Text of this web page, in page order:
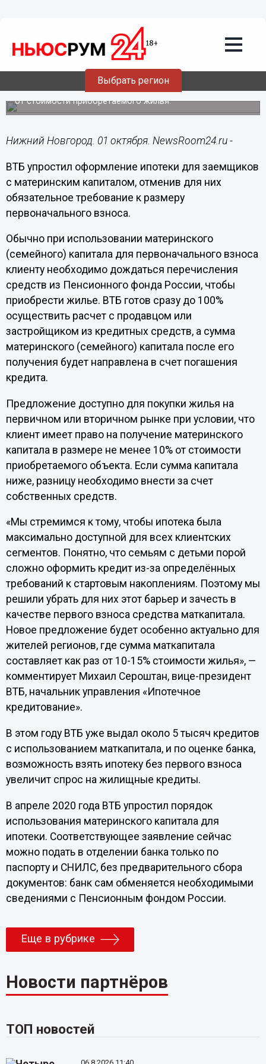
Выбрать регион
ВТБ отменил первый взнос по ипотеке
для клиентов с маткапиталом
Предложение доступно при условии, что клиент имеет
право на получение маткапитала в размере не менее 10%
от стоимости приобретаемого жилья.
Нижний Новгород. 01 октября. NewsRoom24.ru -
ВТБ упростил оформление ипотеки для заемщиков
с материнским капиталом, отменив для них
обязательное требование к размеру
первоначального взноса.
Обычно при использовании материнского
(семейного) капитала для первоначального взноса
клиенту необходимо дождаться перечисления
средств из Пенсионного фонда России, чтобы
приобрести жилье. ВТБ готов сразу до 100%
осуществить расчет с продавцом или
застройщиком из кредитных средств, а сумма
материнского (семейного) капитала после его
получения будет направлена в счет погашения
кредита.
Предложение доступно для покупки жилья на
первичном или вторичном рынке при условии, что
клиент имеет право на получение материнского
капитала в размере не менее 10% от стоимости
приобретаемого объекта. Если сумма капитала
ниже, разницу необходимо внести за счет
собственных средств.
«Мы стремимся к тому, чтобы ипотека была
максимально доступной для всех клиентских
сегментов. Понятно, что семьям с детьми порой
сложно оформить кредит из-за определённых
требований к стартовым накоплениям. Поэтому мы
решили убрать для них этот барьер и зачесть в
качестве первого взноса средства маткапитала.
Новое предложение будет особенно актуально для
жителей регионов, где сумма маткапитала
составляет как раз от 10-15% стоимости жилья», —
комментирует Михаил Сероштан, вице-президент
ВТБ, начальник управления «Ипотечное
кредитование».
В этом году ВТБ уже выдал около 5 тысяч кредитов
с использованием маткапитала, и по оценке банка,
возможность взять ипотеку без первого взноса
увеличит спрос на жилищные кредиты.
В апреле 2020 года ВТБ упростил порядок
использования материнского капитала для
ипотеки. Соответствующее заявление сейчас
можно подать в отделении банка только по
паспорту и СНИЛС, без предварительного сбора
документов: банк сам обменяется необходимыми
сведениями с Пенсионным фондом России.
Еще в рубрике
Новости партнёров
ТОП новостей